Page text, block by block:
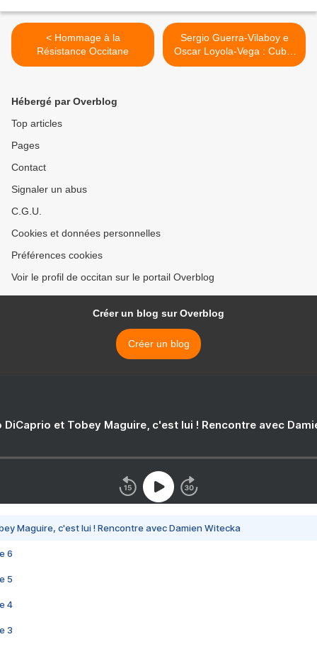
< Hommage à la
Résistance Occitane
Sergio Guerra-Vilaboy e
Oscar Loyola-Vega : Cuba,
une histoire >
Hébergé par Overblog
Top articles
Pages
Contact
Signaler un abus
C.G.U.
Cookies et données personnelles
Préférences cookies
Voir le profil de occitan sur le portail Overblog
Créer un blog sur Overblog
Créer un blog
DiCaprio et Tobey Maguire, c'est lui ! Rencontre avec
Maguire, c'est lui ! Rencontre avec Damien Witecka
6
5
4
3